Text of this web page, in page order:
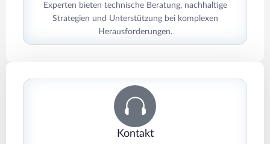
Experten bieten technische Beratung, nachhaltige
Strategien und Unterstützung bei komplexen
Herausforderungen.
Kontakt